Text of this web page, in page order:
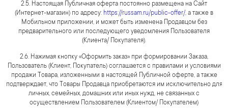
2.5. Настоящая Публичная оферта постоянно размещена на Сайт
(Интернет-магазин) по адресу: https://russam.ru/public-offer/, а также в
Мобильном приложении, и может быть изменена Продавцом без
предварительного или последующего уведомления Пользователя
(Клиента/ Покупателя).
2.6. Нажимая кнопку «Оформить заказ» при формировании Заказа,
Пользователь (Клиент, Покупатель) соглашается с правилами и условиями
продажи Товара, изложенными в настоящей Публичной оферте, а также
подтверждает, что Товары Продавца приобретаются им исключительно для
личных, семейных, домашних или иных нужд, не связанных с
осуществлением Пользователем (Клиентом/ Покупателем)